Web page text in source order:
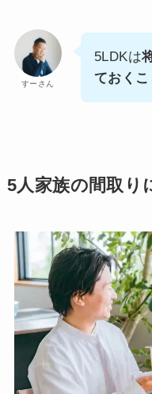
すーさん
5LDKは
ておくこ
5人家族の間取り